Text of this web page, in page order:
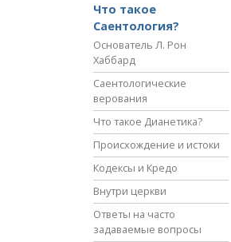
Что такое
Саентология?
Основатель Л. Рон
Хаббард
Саентологические
верования
Что такое Дианетика?
Происхождение и истоки
Кодексы и Кредо
Внутри церкви
Ответы на часто
задаваемые вопросы